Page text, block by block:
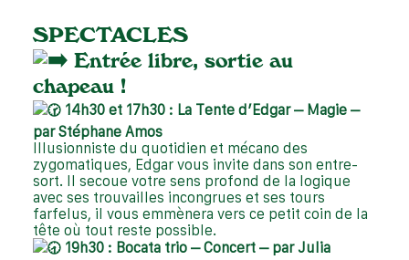
SPECTACLES
Entrée libre, sortie au
chapeau !
14h30 et 17h30 : La Tente d’Edgar – Magie –
par Stéphane Amos
Illusionniste du quotidien et mécano des
zygomatiques, Edgar vous invite dans son entre-
sort. Il secoue votre sens profond de la logique
avec ses trouvailles incongrues et ses tours
farfelus, il vous emmènera vers ce petit coin de la
tête où tout reste possible.
19h30 : Bocata trio – Concert – par Julia